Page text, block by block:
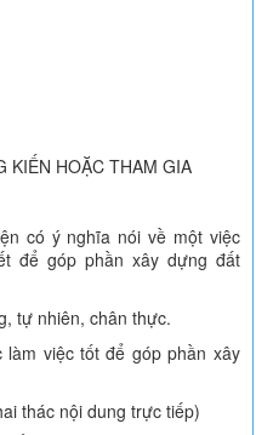
KIẾN HOẶC THAM GIA
có ý nghĩa nói về một việc
để góp phần xây dựng đất
tự nhiên, chân thực.
việc tốt để góp phần xây
thác nội dung trực tiếp)